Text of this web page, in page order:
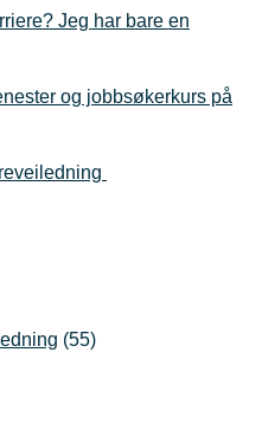
Jeg har bare en
og jobbsøkerkurs på
(55)